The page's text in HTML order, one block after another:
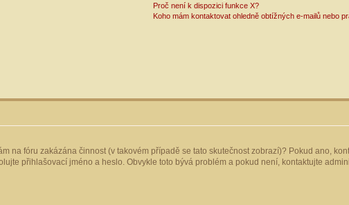
Proč není k dispozici funkce X?
Koho mám kontaktovat ohledně obtížných e-mailů nebo
na fóru zakázána činnost (v takovém případě se tato skutečnost zobrazí)? Pokud ano,
přihlašovací jméno a heslo. Obvykle toto bývá problém a pokud není, kontaktujte